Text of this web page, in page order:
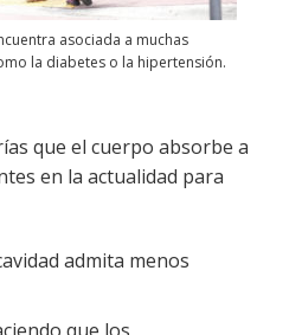
asociada a muchas
la diabetes o la hipertensión.
que el cuerpo absorbe a
en la actualidad para
admita menos